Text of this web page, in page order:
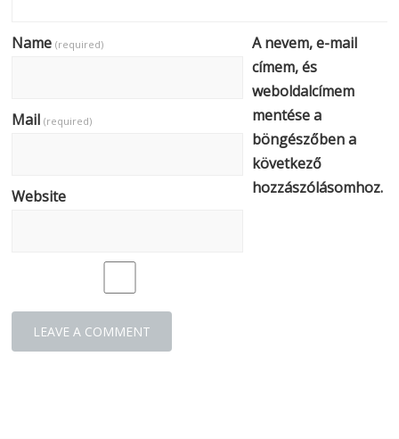
Name(required)
Mail(required)
Website
A nevem, e-mail
címem, és
weboldalcímem
mentése a
böngészőben a
következő
hozzászólásomhoz.